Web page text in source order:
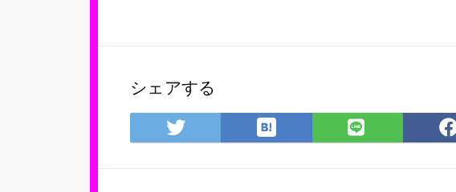
シェアする
Twitter
で
は
て
LINE
で